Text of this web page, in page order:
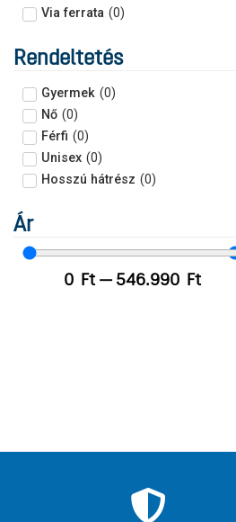
Via ferrata (0)
Rendeltetés
Gyermek (0)
Nő (0)
Férfi (0)
Unisex (0)
Hosszú hátrész (0)
Ár
0 Ft — 546.990 Ft